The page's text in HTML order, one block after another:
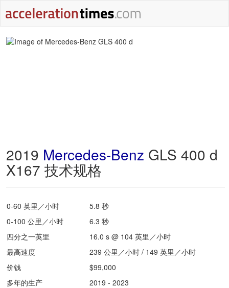
2019 Mercedes-Benz GLS 400 d
X167 技术规格
0-60 英里／小时
5.8 秒
0-100 公里／小时
6.3 秒
四分之一英里
16.0 s @ 104 英里／小时
最高速度
239 公里／小时 / 149 英里／小时
价钱
$99,000
多年的生产
2019 - 2023